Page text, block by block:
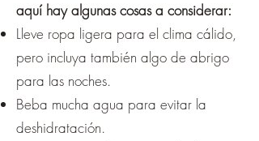
aquí hay algunas cosas a considerar:
Lleve ropa ligera para el clima cálido,
pero incluya también algo de abrigo
para las noches.
Beba mucha agua para evitar la
deshidratación.